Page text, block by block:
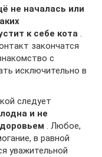
не началась или
к себе кота
закончатся
с
исключительно в
следует
и не
. Любое,
в равной
уважительной